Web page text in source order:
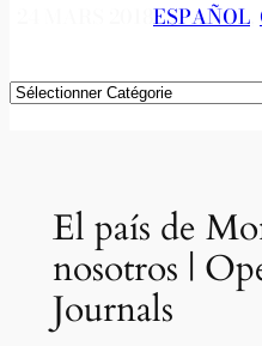
ESPAÑOL
Catégories
El país de
nosotros |
Journals